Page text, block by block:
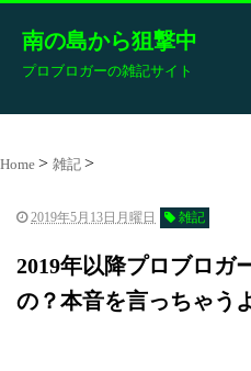
南の島から狙撃中
プロブロガーの雑記サイト
Home 雑記
2019年5月13日月曜日 雑記
2019年以降プロブロガ
の？本音を言っちゃう